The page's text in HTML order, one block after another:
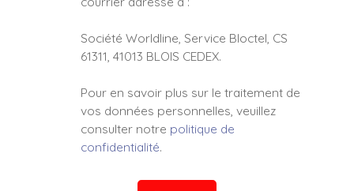
Société Worldline, Service Bloctel, CS
61311, 41013 BLOIS CEDEX.
Pour en savoir plus sur le traitement de
vos données personnelles, veuillez
consulter notre politique de
confidentialité.